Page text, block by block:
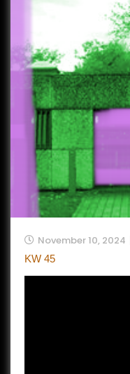
November 10, 2024
KW 45